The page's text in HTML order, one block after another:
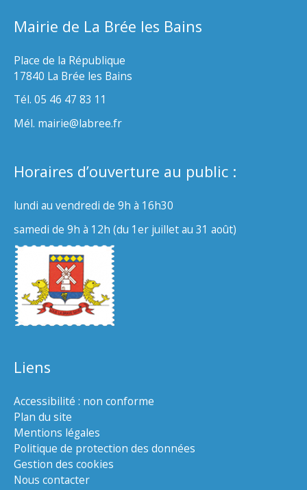
Mairie de La Brée les Bains
Place de la République
17840 La Brée les Bains
Tél. 05 46 47 83 11
Mél. mairie@labree.fr
Horaires d’ouverture au public :
lundi au vendredi de 9h à 16h30
samedi de 9h à 12h (du 1er juillet au 31 août)
Liens
Accessibilité : non conforme
Plan du site
Mentions légales
Politique de protection des données
Gestion des cookies
Nous contacter